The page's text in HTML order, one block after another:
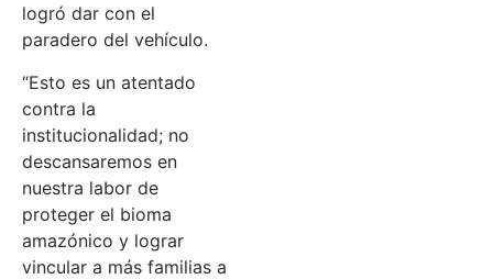
logró dar con el
paradero del vehículo.
“Esto es un atentado
contra la
institucionalidad; no
descansaremos en
nuestra labor de
proteger el bioma
amazónico y lograr
vincular a más familias a